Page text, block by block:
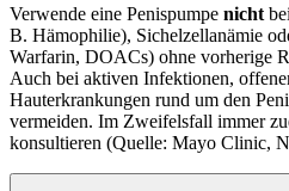
Verwende eine Penispumpe nicht
B. Hämophilie), Sichelzellanämie
Warfarin, DOACs) ohne vorherige
Auch bei aktiven Infektionen,
Hauterkrankungen rund um den
vermeiden. Im Zweifelsfall immer
konsultieren (Quelle: Mayo Clinic,